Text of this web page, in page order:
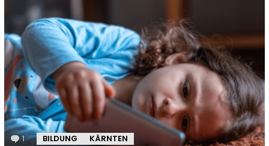
LATEST
STORIES
1 Kommentar
BILDUNG KÄRNTEN